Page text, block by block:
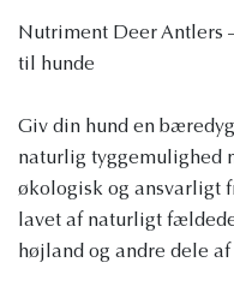
Nutriment Deer Antlers
til hunde
Giv din hund en
naturlig tyggemulighed
økologisk og ansvarligt
lavet af naturligt
højland og andre dele af